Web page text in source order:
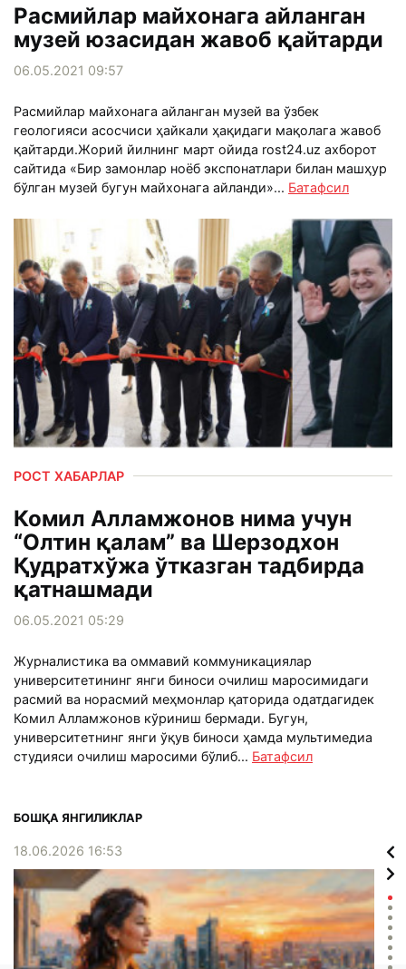
Расмийлар майхонага айланган
музей юзасидан жавоб қайтарди
06.05.2021 09:57
Расмийлар майхонага айланган музей ва ўзбек
геологияси асосчиси ҳайкали ҳақидаги мақолага жавоб
қайтарди.Жорий йилнинг март ойида rost24.uz ахборот
сайтида «Бир замонлар ноёб экспонатлари билан машҳур
бўлган музей бугун майхонага айланди»... Батафсил
РОСТ ХАБАРЛАР
Комил Алламжонов нима учун
“Олтин қалам” ва Шерзодхон
Қудратхўжа ўтказган тадбирда
қатнашмади
06.05.2021 05:29
Журналистика ва оммавий коммуникациялар
университетининг янги биноси очилиш маросимидаги
расмий ва норасмий меҳмонлар қаторида одатдагидек
Комил Алламжонов кўриниш бермади. Бугун,
университетнинг янги ўқув биноси ҳамда мультимедиа
студияси очилиш маросими бўлиб... Батафсил
БОШҚА ЯНГИЛИКЛАР
18.06.2026 16:53